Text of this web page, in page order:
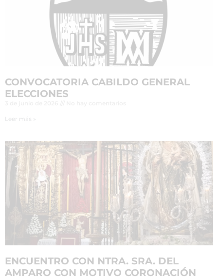
CONVOCATORIA CABILDO GENERAL
ELECCIONES
Leer más »
ENCUENTRO CON NTRA. SRA. DEL
AMPARO CON MOTIVO CORONACIÓN